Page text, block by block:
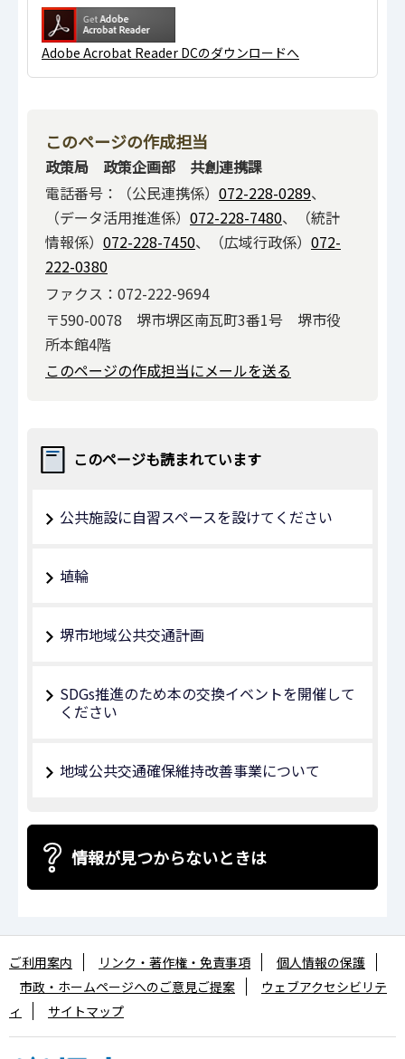
Adobe Acrobat Reader DCのダウンロードへ
このページの作成担当
政策局 政策企画部 共創連携課
電話番号：（公民連携係） 072-228-0289、
（データ活用推進係） 072-228-7480、（統計
情報係） 072-228-7450、（広域行政係） 072-
222-0380
ファクス：072-222-9694
〒590-0078 堺市堺区南瓦町3番1号 堺市役
所本館4階
このページの作成担当にメールを送る
このページも読まれています
公共施設に自習スペースを設けてください
埴輪
堺市地域公共交通計画
SDGs推進のため本の交換イベントを開催して
ください
地域公共交通確保維持改善事業について
情報が見つからないときは
ご利用案内 リンク・著作権・免責事項
個人情報の保護
市政・ホームページへのご意見ご提案
ウェブアクセシビリテ
ィ
サイトマップ